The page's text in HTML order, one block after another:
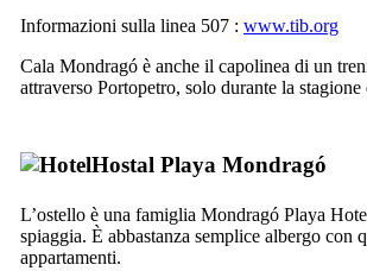
Informazioni sulla linea 507 : www.tib.org
Cala Mondragó è anche il capolinea di un
attraverso Portopetro, solo durante la
Hostal Playa Mondragó
L’ostello è una famiglia Mondragó Playa
spiaggia. È abbastanza semplice albergo con
appartamenti.